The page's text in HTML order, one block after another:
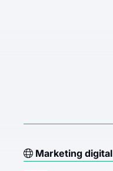
Marketing digital